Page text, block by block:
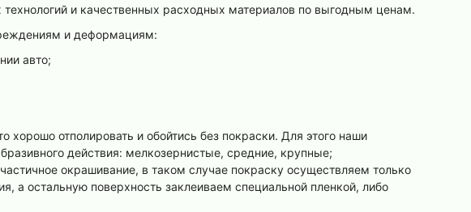
и качественных расходных материалов по выгодным ценам.
и деформациям:
авто;
отполировать и обойтись без покраски. Для этого наши
действия: мелкозернистые, средние, крупные;
окрашивание, в таком случае покраску осуществляем только
а остальную поверхность заклеиваем специальной пленкой, либо